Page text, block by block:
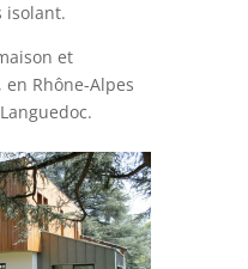
isolant.
et
Rhône-Alpes